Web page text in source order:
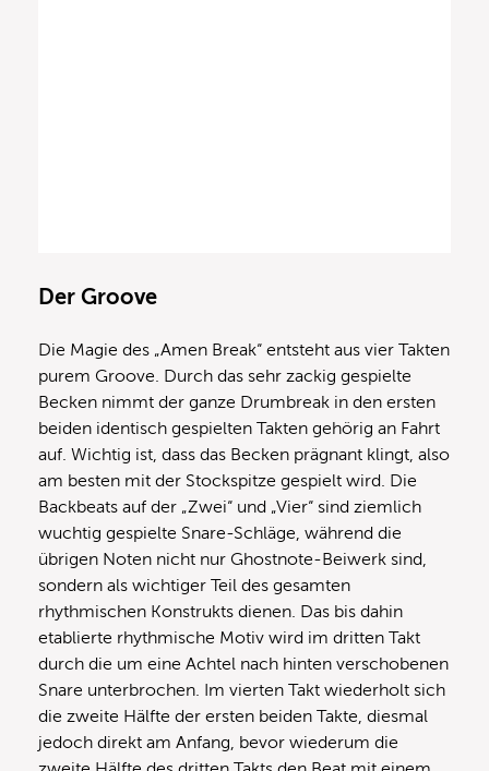
Der Groove
Die Magie des „Amen Break“ entsteht aus vier Takten
purem Groove. Durch das sehr zackig gespielte
Becken nimmt der ganze Drumbreak in den ersten
beiden identisch gespielten Takten gehörig an Fahrt
auf. Wichtig ist, dass das Becken prägnant klingt, also
am besten mit der Stockspitze gespielt wird. Die
Backbeats auf der „Zwei“ und „Vier“ sind ziemlich
wuchtig gespielte Snare-Schläge, während die
übrigen Noten nicht nur Ghostnote-Beiwerk sind,
sondern als wichtiger Teil des gesamten
rhythmischen Konstrukts dienen. Das bis dahin
etablierte rhythmische Motiv wird im dritten Takt
durch die um eine Achtel nach hinten verschobenen
Snare unterbrochen. Im vierten Takt wiederholt sich
die zweite Hälfte der ersten beiden Takte, diesmal
jedoch direkt am Anfang, bevor wiederum die